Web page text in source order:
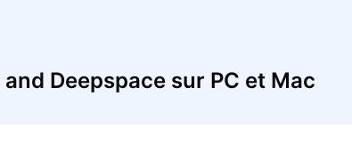
Deepspace sur PC et Mac